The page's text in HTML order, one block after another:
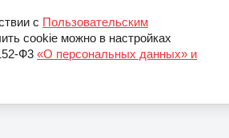
с Пользовательским
cookie можно в настройках
Ф3 «О персональных данных» и